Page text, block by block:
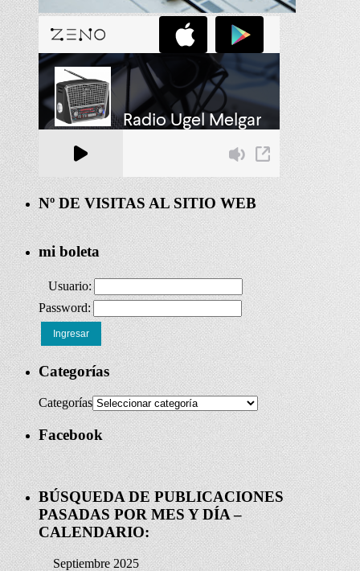
Nº DE VISITAS AL SITIO WEB
mi boleta
Usuario:
Password:
Ingresar
Categorías
Categorías
Facebook
BÚSQUEDA DE PUBLICACIONES
PASADAS POR MES Y DÍA –
CALENDARIO:
Septiembre 2025